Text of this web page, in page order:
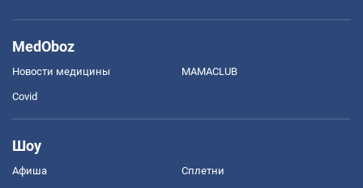
MedOboz
Новости медицины MAMACLUB
Covid
Шоу
Афиша Сплетни